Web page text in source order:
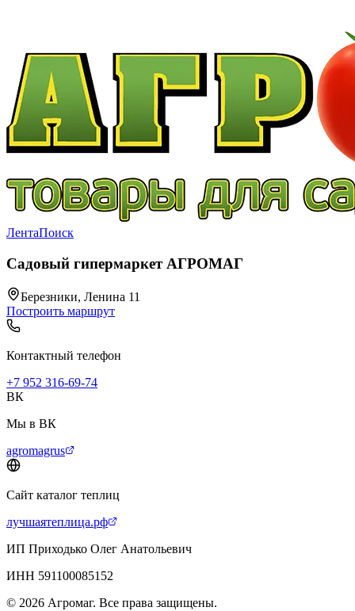
ЛентаПоиск
Садовый гипермаркет АГРОМАГ
Березники, Ленина 11
Построить маршрут
Контактный телефон
+7 952 316-69-74
ВК
Мы в ВК
agromagrus
Сайт каталог теплиц
лучшаятеплица.рф
ИП Приходько Олег Анатольевич
ИНН 591100085152
© 2026 Агромаг. Все права защищены.